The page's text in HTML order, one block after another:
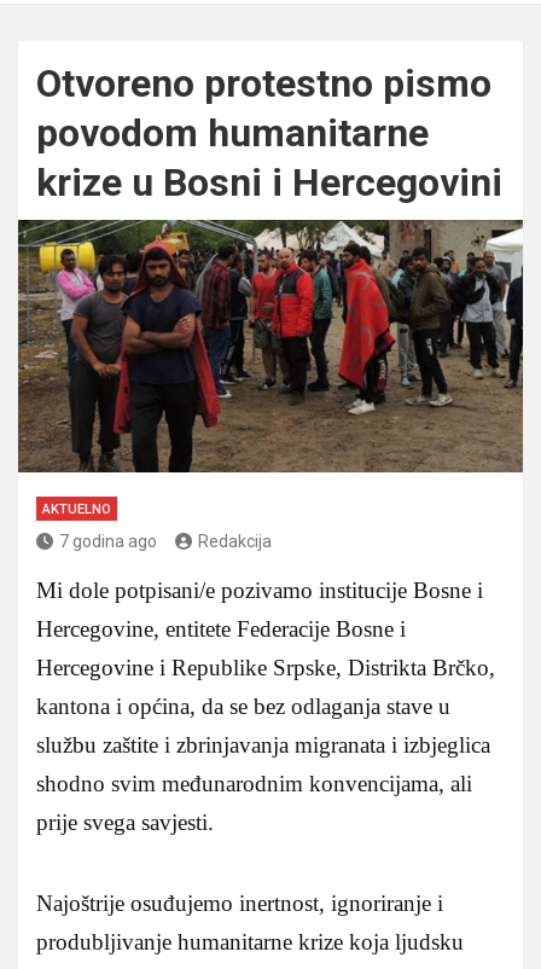
Otvoreno protestno pismo
povodom humanitarne
krize u Bosni i Hercegovini
AKTUELNO
7 godina ago Redakcija
Mi dole potpisani/e pozivamo institucije Bosne i
Hercegovine, entitete Federacije Bosne i
Hercegovine i Republike Srpske, Distrikta Brčko,
kantona i općina, da se bez odlaganja stave u
službu zaštite i zbrinjavanja migranata i izbjeglica
shodno svim međunarodnim konvencijama, ali
prije svega savjesti.
Najoštrije osuđujemo inertnost, ignoriranje i
produbljivanje humanitarne krize koja ljudsku